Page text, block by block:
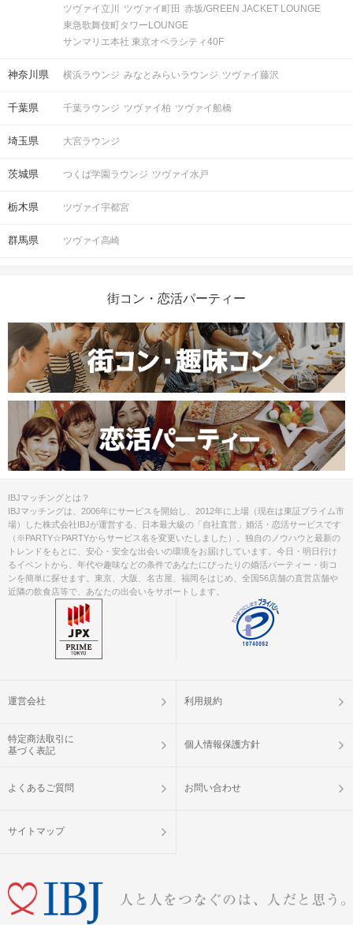
ツヴァイ立川
ツヴァイ町田 赤坂/GREEN JACKET LOUNGE
東急歌舞伎町タワーLOUNGE
サンマリエ本社 東京オペラシティ40F
神奈川県 横浜ラウンジ みなとみらいラウンジ ツヴァイ藤沢
千葉県 千葉ラウンジ ツヴァイ柏 ツヴァイ船橋
埼玉県 大宮ラウンジ
茨城県 つくば学園ラウンジ ツヴァイ水戸
栃木県 ツヴァイ宇都宮
群馬県 ツヴァイ高崎
街コン・恋活パーティー
IBJマッチングとは？
IBJマッチングは、2006年にサービスを開始し、2012年に上場（現在は東証プライム市
場）した株式会社IBJが運営する、日本最大級の「自社直営」婚活・恋活サービスです
（※PARTY☆PARTYからサービス名を変更いたしました）。独自のノウハウと最新の
トレンドをもとに、安心・安全な出会いの環境をお届けしています。今日・明日行け
るイベントから、年代や趣味などの条件であなたにぴったりの婚活パーティー・街コ
ンを簡単に探せます。東京、大阪、名古屋、福岡をはじめ、全国56店舗の直営店舗や
近隣の飲食店等で、あなたの出会いをサポートします。
運営会社 利用規約
特定商法取引に
基づく表記
個人情報保護方針
よくあるご質問 お問い合わせ
サイトマップ